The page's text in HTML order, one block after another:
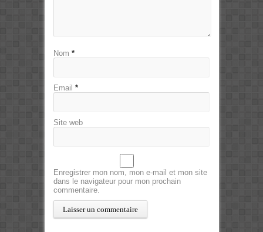
Nom *
Email *
Site web
Enregistrer mon nom, mon e-mail et mon site
dans le navigateur pour mon prochain
commentaire.